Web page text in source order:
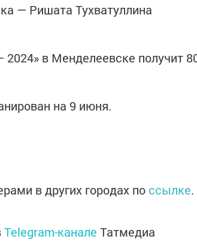
— Ришата Тухватуллина
в Менделеевске получит
на 9 июня.
в других городах по ссылке.
Telegram-канале Татмедиа